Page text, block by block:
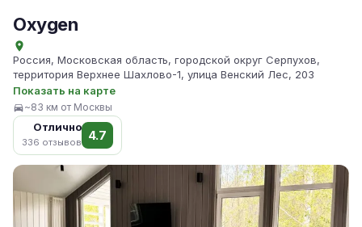
Oxygen
Россия, Московская область, городской округ Серпухов,
территория Верхнее Шахлово-1, улица Венский Лес, 203
Показать на карте
~83 км от Москвы
Отлично
336 отзывов 4.7